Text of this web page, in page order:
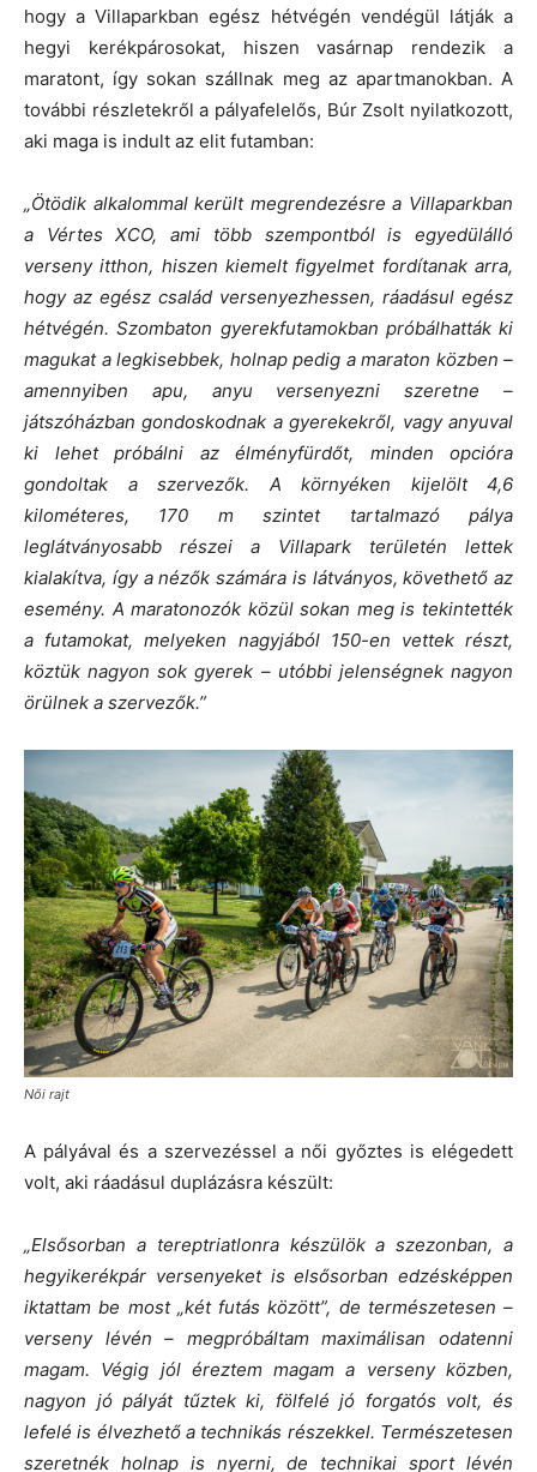
hogy a Villaparkban egész hétvégén vendégül látják a
hegyi kerékpárosokat, hiszen vasárnap rendezik a
maratont, így sokan szállnak meg az apartmanokban. A
további részletekről a pályafelelős, Búr Zsolt nyilatkozott,
aki maga is indult az elit futamban:
„Ötödik alkalommal került megrendezésre a Villaparkban
a Vértes XCO, ami több szempontból is egyedülálló
verseny itthon, hiszen kiemelt figyelmet fordítanak arra,
hogy az egész család versenyezhessen, ráadásul egész
hétvégén. Szombaton gyerekfutamokban próbálhatták ki
magukat a legkisebbek, holnap pedig a maraton közben –
amennyiben apu, anyu versenyezni szeretne –
játszóházban gondoskodnak a gyerekekről, vagy anyuval
ki lehet próbálni az élményfürdőt, minden opcióra
gondoltak a szervezők. A környéken kijelölt 4,6
kilométeres, 170 m szintet tartalmazó pálya
leglátványosabb részei a Villapark területén lettek
kialakítva, így a nézők számára is látványos, követhető az
esemény. A maratonozók közül sokan meg is tekintették
a futamokat, melyeken nagyjából 150-en vettek részt,
köztük nagyon sok gyerek – utóbbi jelenségnek nagyon
örülnek a szervezők.”
Női rajt
A pályával és a szervezéssel a női győztes is elégedett
volt, aki ráadásul duplázásra készült:
„Elsősorban a tereptriatlonra készülök a szezonban, a
hegyikerékpár versenyeket is elsősorban edzésképpen
iktattam be most „két futás között”, de természetesen –
verseny lévén – megpróbáltam maximálisan odatenni
magam. Végig jól éreztem magam a verseny közben,
nagyon jó pályát tűztek ki, fölfelé jó forgatós volt, és
lefelé is élvezhető a technikás részekkel. Természetesen
szeretnék holnap is nyerni, de technikai sport lévén